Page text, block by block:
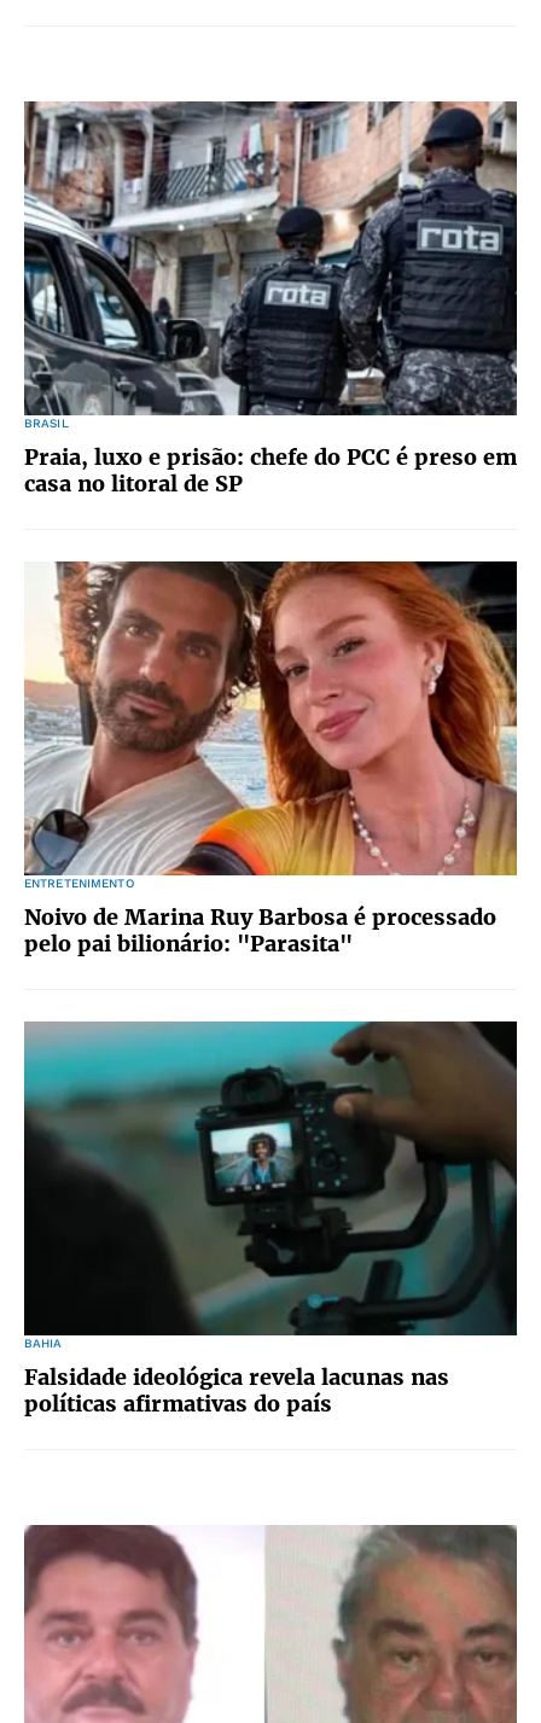
BRASIL
Praia, luxo e prisão: chefe do PCC é preso em
casa no litoral de SP
ENTRETENIMENTO
Noivo de Marina Ruy Barbosa é processado
pelo pai bilionário: "Parasita"
BAHIA
Falsidade ideológica revela lacunas nas
políticas afirmativas do país